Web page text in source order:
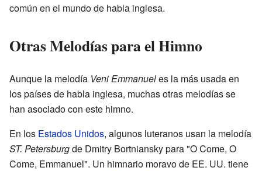
común en el mundo de habla inglesa.
Otras Melodías para el Himno
Aunque la melodía Veni Emmanueles la más usada en
los países de habla inglesa, muchas otras melodías se
han asociado con este himno.
En los Estados Unidos, algunos luteranos usan la melodía
ST. Petersburgde Dmitry Bortniansky para "O Come, O
Come, Emmanuel". Un himnario moravo de EE. UU. tiene